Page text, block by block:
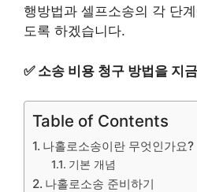
행방법과 셀프소송의 각 단
도록 하겠습니다.
✅ 소송 비용 청구 방법을 지
Table of Contents
나홀로소송이란 무엇인가요?
기본 개념
나홀로소송 준비하기